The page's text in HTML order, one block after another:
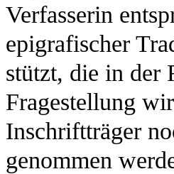
Verfasserin
epigrafischer
stützt, die in der
Fragestellung
Inschriftträger
genommen